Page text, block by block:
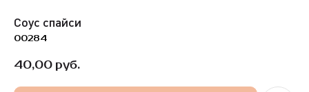
Соус спайси
00284
40,00 руб.